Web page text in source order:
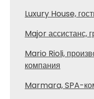
Luxury House,
Major ассистанс,
Mario Rioli,
компания
Marmara, SPA-